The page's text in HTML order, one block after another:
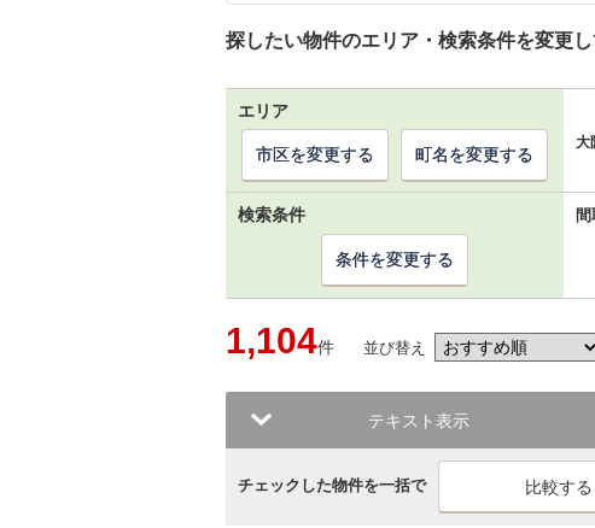
探したい物件のエリア・検索条件を変更
エリア
大
市区を変更する 町名を変更する
検索条件 間
条件を変更する
1,104件 並び替え
テキスト表示
チェックした物件を一括で